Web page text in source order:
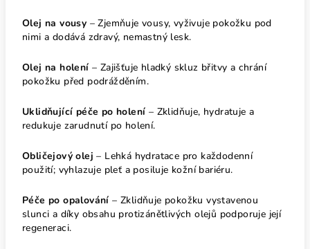
Olej na vousy – Zjemňuje vousy, vyživuje pokožku pod
nimi a dodává zdravý, nemastný lesk.
Olej na holení – Zajišťuje hladký skluz břitvy a chrání
pokožku před podrážděním.
Uklidňující péče po holení – Zklidňuje, hydratuje a
redukuje zarudnutí po holení.
Obličejový olej– Lehká hydratace pro každodenní
použití; vyhlazuje pleť a posiluje kožní bariéru.
Péče po opalování– Zklidňuje pokožku vystavenou
slunci a díky obsahu protizánětlivých olejů podporuje její
regeneraci.